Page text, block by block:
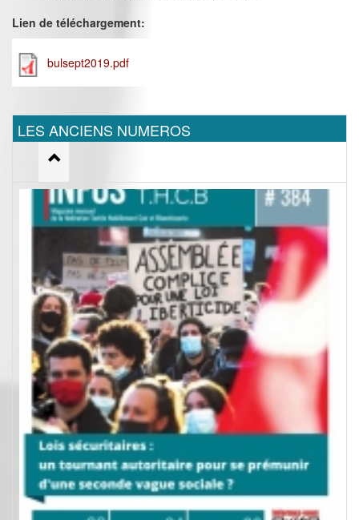
Lien de téléchargement:
bulsept2019.pdf
LES ANCIENS NUMEROS